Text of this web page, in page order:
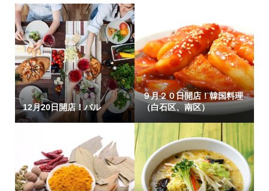
12月20日開店！バル
９月２０日開店！韓国料理
（白石区、南区）